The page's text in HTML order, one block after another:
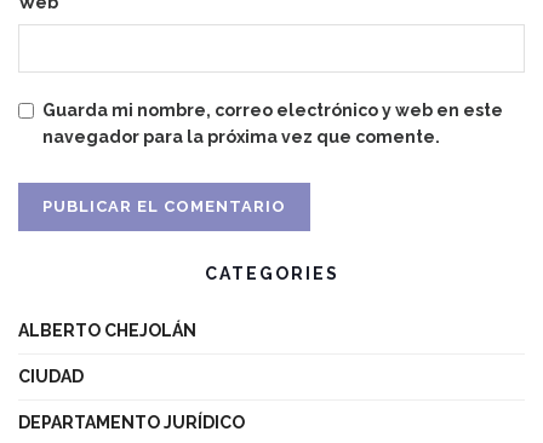
Guarda mi nombre, correo electrónico y web en este
navegador para la próxima vez que comente.
CATEGORIES
ALBERTO CHEJOLÁN
CIUDAD
DEPARTAMENTO JURÍDICO